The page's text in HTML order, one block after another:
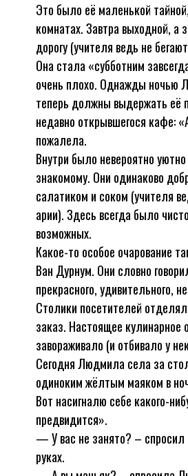
Это было её маленькой
комнатах. Завтра выходной, а
дорогу (учителя ведь не
Она стала «субботним
очень плохо. Однажды ночью
теперь должны выдержать её
недавно открывшегося кафе:
пожалела.
Внутри было невероятно
знакомому. Они одинаково
салатиком и соком (учителя
арии). Здесь всегда было
возможных.
Какое-то особое очарование
Ван Дурнум. Они словно
прекрасного, удивительного,
Столики посетителей
заказ. Настоящее
завораживало (и отбивало у
Сегодня Людмила села за
одиноким жёлтым маяком в
Вот насигналю себе какого-
предвидится».
— У вас не занято? – спросил
руках.